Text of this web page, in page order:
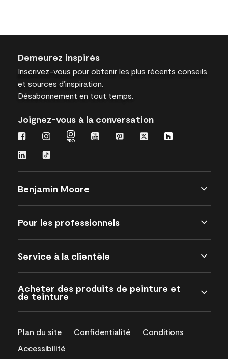
Demeurez inspirés
Inscrivez-vous pour obtenir les plus récents conseils
et sources d’inspiration.
Désabonnement en tout temps.
Joignez-vous à la conversation
Benjamin Moore
Pour les professionnels
Service à la clientèle
Acheter des produits de peinture et
de teinture
Plan du site Confidentialité
Conditions
Accessibilité